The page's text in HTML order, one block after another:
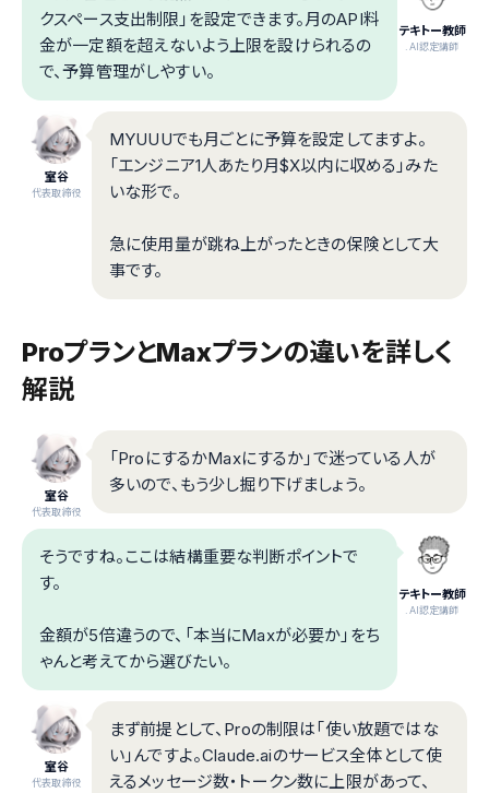
テキトー教師
.AI認定講師
クスペース支出制限」を設定できます。月のAPI料
金が一定額を超えないよう上限を設けられるの
で、予算管理がしやすい。
室谷
代表取締役
MYUUUでも月ごとに予算を設定してますよ。
「エンジニア1人あたり月$X以内に収める」みた
いな形で。
急に使用量が跳ね上がったときの保険として大
事です。
ProプランとMaxプランの違いを詳しく
解説
室谷
代表取締役
「ProにするかMaxにするか」で迷っている人が
多いので、もう少し掘り下げましょう。
テキトー教師
.AI認定講師
そうですね。ここは結構重要な判断ポイントで
す。
金額が5倍違うので、「本当にMaxが必要か」をち
ゃんと考えてから選びたい。
室谷
代表取締役
まず前提として、Proの制限は「使い放題ではな
い」んですよ。Claude.aiのサービス全体として使
えるメッセージ数・トークン数に上限があって、